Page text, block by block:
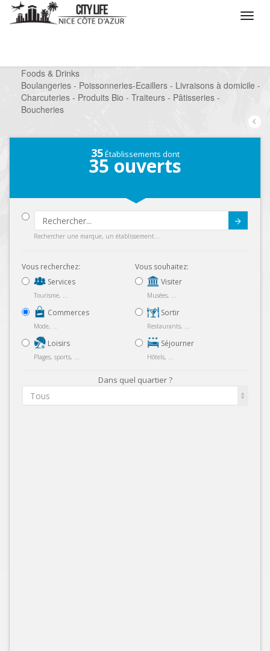
Foods & Drinks
/
Boulangeries - Poissonneries-Ecaillers - Livraisons à domicile -
Charcuteries - Produits Bio - Traiteurs - Pâtisseries -
Boucheries
35Établissements dont
35 ouverts
Rechercher une marque, un établissement...
Vous recherchez:
Services
Tourisme, ...
Commerces
Mode, ...
Loisirs
Plages, sports, ...
Vous souhaitez:
Visiter
Musées, ...
Sortir
Restaurants, ...
Séjourner
Hôtels, ...
Dans quel quartier ?
Tous